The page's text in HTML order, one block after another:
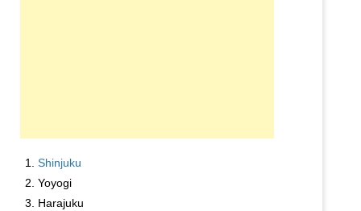
Shinjuku
Yoyogi
Harajuku